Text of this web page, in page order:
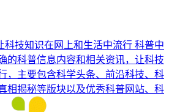
科技知识在网上和生活中流行 科普中
的科普信息内容和相关资讯，让科技
，主要包含科学头条、前沿科技、科
相揭秘等版块以及优秀科普网站、科